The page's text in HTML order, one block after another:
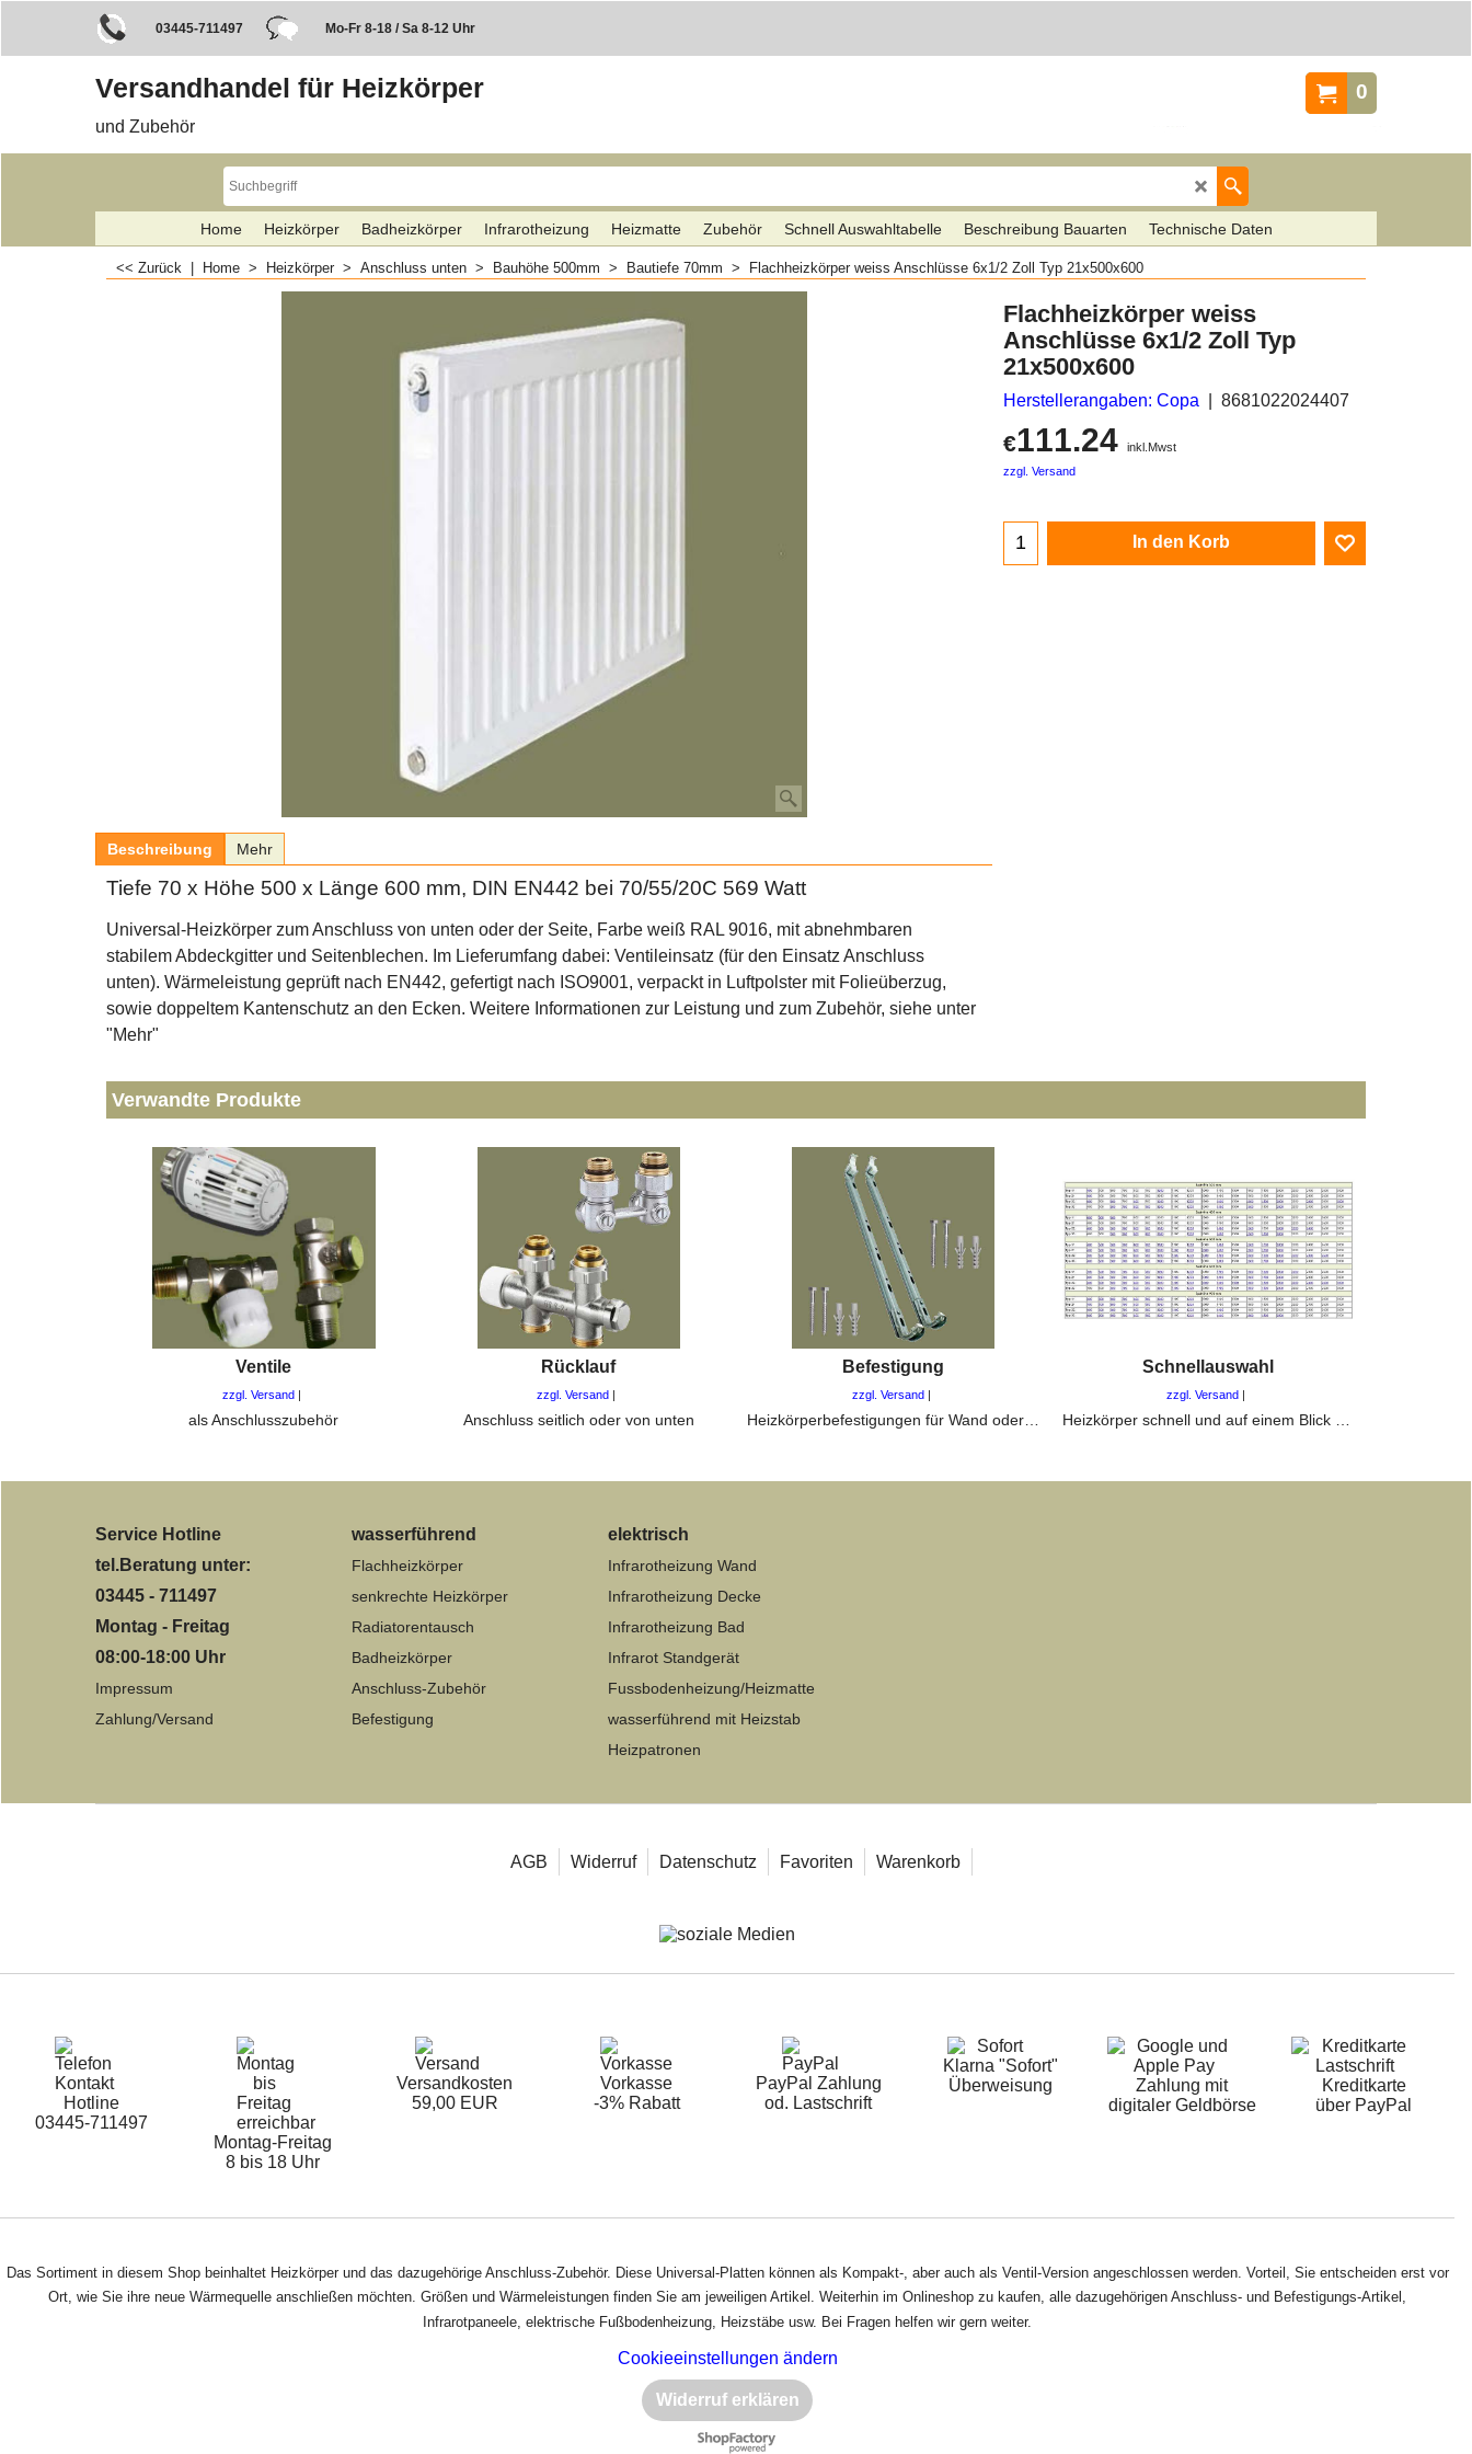
03445-711497 Mo-Fr 8-18 / Sa 8-12 Uhr
0
Versandhandel für Heizkörper
und Zubehör
Home Heizkörper Badheizkörper Infrarotheizung Heizmatte Zubehör Schnell Auswahltabelle Beschreibung Bauarten Technische Daten
<< Zurück Home > Heizkörper > Anschluss unten > Bauhöhe 500mm > Bautiefe 70mm > Flachheizkörper weiss Anschlüsse 6x1/2 Zoll Typ 21x500x600
Flachheizkörper weiss
Anschlüsse 6x1/2 Zoll Typ
21x500x600
Herstellerangaben: Copa 8681022024407
€111.24
inkl.Mwst
zzgl. Versand
In den Korb
Beschreibung Mehr
Tiefe 70 x Höhe 500 x Länge 600 mm, DIN EN442 bei 70/55/20C 569 Watt
Universal-Heizkörper zum Anschluss von unten oder der Seite, Farbe weiß RAL 9016, mit abnehmbaren
stabilem Abdeckgitter und Seitenblechen. Im Lieferumfang dabei: Ventileinsatz (für den Einsatz Anschluss
unten). Wärmeleistung geprüft nach EN442, gefertigt nach ISO9001, verpackt in Luftpolster mit Folieüberzug,
sowie doppeltem Kantenschutz an den Ecken. Weitere Informationen zur Leistung und zum Zubehör, siehe unter
"Mehr"
Verwandte Produkte
Ventile
zzgl. Versand
als Anschlusszubehör
Rücklauf
zzgl. Versand
Anschluss seitlich oder von unten
Befestigung
zzgl. Versand
Schnellauswahl
zzgl. Versand
Service Hotline
tel.Beratung unter:
03445 - 711497
Montag - Freitag
08:00-18:00 Uhr
Impressum
Zahlung/Versand
wasserführend
Flachheizkörper
senkrechte Heizkörper
Radiatorentausch
Badheizkörper
Anschluss-Zubehör
Befestigung
elektrisch
Infrarotheizung Wand
Infrarotheizung Decke
Infrarotheizung Bad
Infrarot Standgerät
Fussbodenheizung/Heizmatte
wasserführend mit Heizstab
Heizpatronen
AGB Widerruf Datenschutz Favoriten Warenkorb
Hotline
03445-711497
Montag-Freitag
8 bis 18 Uhr
Versandkosten
59,00 EUR
Vorkasse
-3% Rabatt
PayPal Zahlung
od. Lastschrift
Klarna "Sofort"
Überweisung
Zahlung mit
digitaler Geldbörse
Kreditkarte
über PayPal
Das Sortiment in diesem Shop beinhaltet Heizkörper und das dazugehörige Anschluss-Zubehör. Diese Universal-Platten können als Kompakt-, aber auch als Ventil-Version angeschlossen werden. Vorteil, Sie entscheiden erst vor
Ort, wie Sie ihre neue Wärmequelle anschließen möchten. Größen und Wärmeleistungen finden Sie am jeweiligen Artikel. Weiterhin im Onlineshop zu kaufen, alle dazugehörigen Anschluss- und Befestigungs-Artikel,
Infrarotpaneele, elektrische Fußbodenheizung, Heizstäbe usw. Bei Fragen helfen wir gern weiter.
Cookieeinstellungen ändern
Widerruf erklären
WebShop erstellt mit
ShopFactory Shop